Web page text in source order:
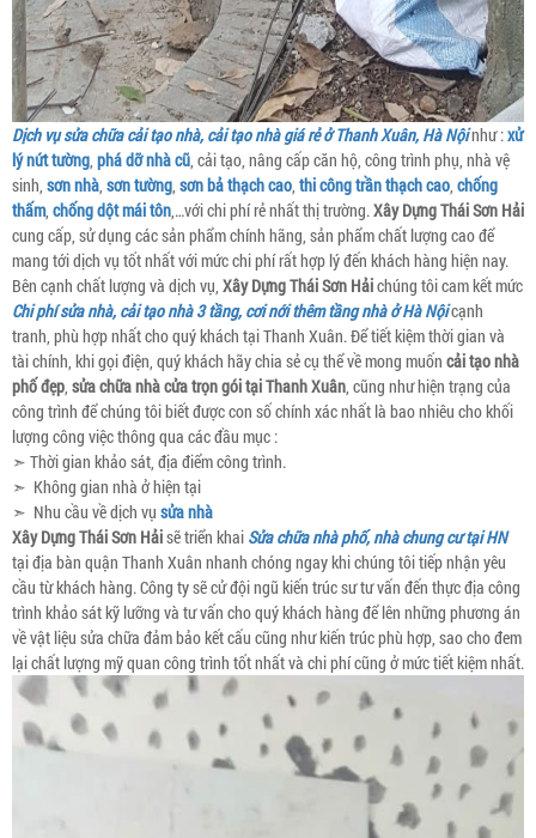
Dịch vụ sửa chữa cải tạo nhà, cải tạo nhà giá rẻ ở Thanh Xuân, Hà Nộinhư :xử
lý nứt tường, phá dỡ nhà cũ, cải tạo, nâng cấp căn hộ, công trình phụ, nhà vệ
sinh, sơn nhà, sơn tường, sơn bả thạch cao, thi công trần thạch cao, chống
thấm, chống dột mái tôn,…với chi phí rẻ nhất thị trường.Xây Dựng Thái Sơn Hải
cung cấp, sử dụng các sản phẩm chính hãng, sản phẩm chất lượng cao để
mang tới dịch vụ tốt nhất với mức chi phí rất hợp lý đến khách hàng hiện nay.
Bên cạnh chất lượng và dịch vụ, Xây Dựng Thái Sơn Hảichúng tôi cam kết mức
Chi phí sửa nhà, cải tạo nhà 3 tầng, cơi nới thêm tầng nhà ở Hà Nộicạnh
tranh, phù hợp nhất cho quý khách tại Thanh Xuân. Để tiết kiệm thời gian và
tài chính, khi gọi điện, quý khách hãy chia sẻ cụ thể về mong muốn cải tạo nhà
phố đẹp, sửa chữa nhà cửa trọn gói tại Thanh Xuân, cũng như hiện trạng của
công trình để chúng tôi biết được con số chính xác nhất là bao nhiêu cho khối
lượng công việc thông qua các đầu mục :
➣ Thời gian khảo sát, địa điểm công trình.
➣ Không gian nhà ở hiện tại
➣ Nhu cầu về dịch vụ sửa nhà
Xây Dựng Thái Sơn Hảisẽ triển khai Sửa chữa nhà phố, nhà chung cư tại HN
tại địa bàn quận Thanh Xuân nhanh chóng ngay khi chúng tôi tiếp nhận yêu
cầu từ khách hàng. Công ty sẽ cử đội ngũ kiến trúc sư tư vấn đến thực địa công
trình khảo sát kỹ lưỡng và tư vấn cho quý khách hàng để lên những phương án
về vật liệu sửa chữa đảm bảo kết cấu cũng như kiến trúc phù hợp, sao cho đem
lại chất lượng mỹ quan công trình tốt nhất và chi phí cũng ở mức tiết kiệm nhất.